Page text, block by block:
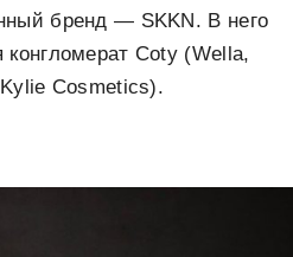
бренд — SKKN. В него
Coty (Wella,
Cosmetics).